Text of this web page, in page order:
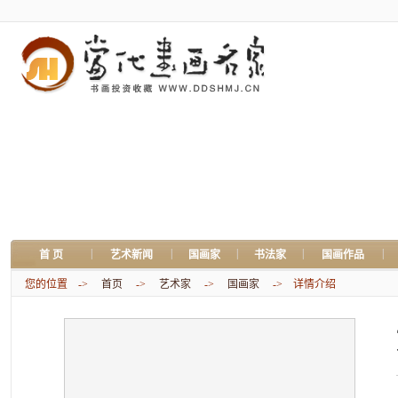
首 页 艺术新闻 国画家 书法家 国画作品
您的位置 -> 首页 -> 艺术家 -> 国画家 -> 详情介绍